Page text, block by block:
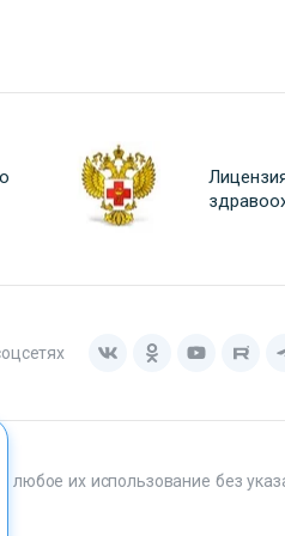
их использование без